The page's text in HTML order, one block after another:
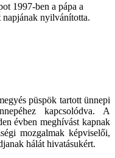
1997-ben a pápa a
napjának nyilvánította.
püspök tartott ünnepi
kapcsolódva. A
évben meghívást kapnak
mozgalmak képviselői,
hálát hivatásukért.